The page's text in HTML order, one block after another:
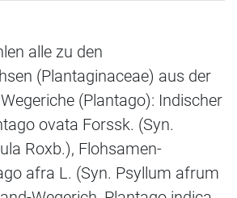
alle zu den
(Plantaginaceae) aus der
(Plantago): Indischer
ovata Forssk. (Syn.
Roxb.), Flohsamen-
afra L. (Syn. Psyllum afrum